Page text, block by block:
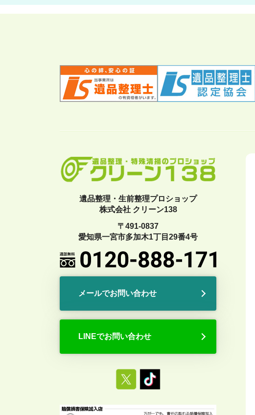
遺品整理・生前整理プロショップ
株式会社 クリーン138
〒491-0837
愛知県一宮市多加木1丁目29番4号
メールでお問い合わせ
LINEでお問い合わせ